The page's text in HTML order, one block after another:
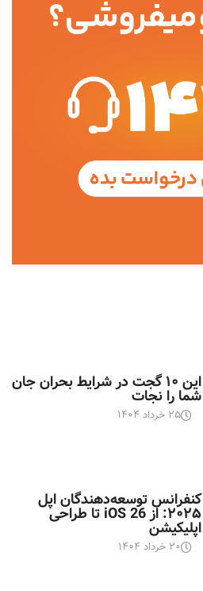
این ۱۰ گجت در شرایط بحران جان
شما را نجات
۲۵ خرداد ۱۴۰۴
کنفرانس توسعه‌دهندگان اپل
۲۰۲۵: از iOS 26 تا طراحی
اپلیکیشن
۲۰ خرداد ۱۴۰۴